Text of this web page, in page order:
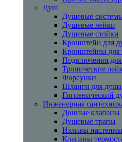
Душ
Душевые
Душевые лейки
Душевые стойки
Кронштейн для
Кронштейны для
Подключения
Тропические
Форсунки
Шланги для душа
Гигиенический
Инженерная
Донные клапаны
Душевые трапы
Изливы
Клапаны